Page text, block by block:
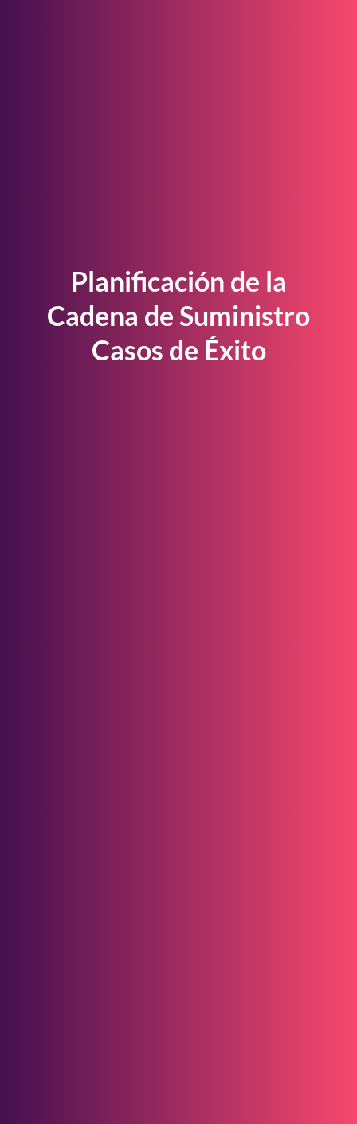
Planificación de la
Cadena de Suministro
Casos de Éxito